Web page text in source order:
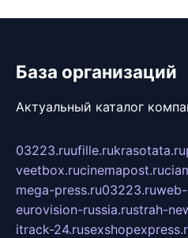
База организаций
Актуальный каталог
03223.ruufille.rukrasotata.ru
veetbox.rucinemapost.ru
mega-press.ru03223.ru
eurovision-russia.rustrah-
itrack-24.ru